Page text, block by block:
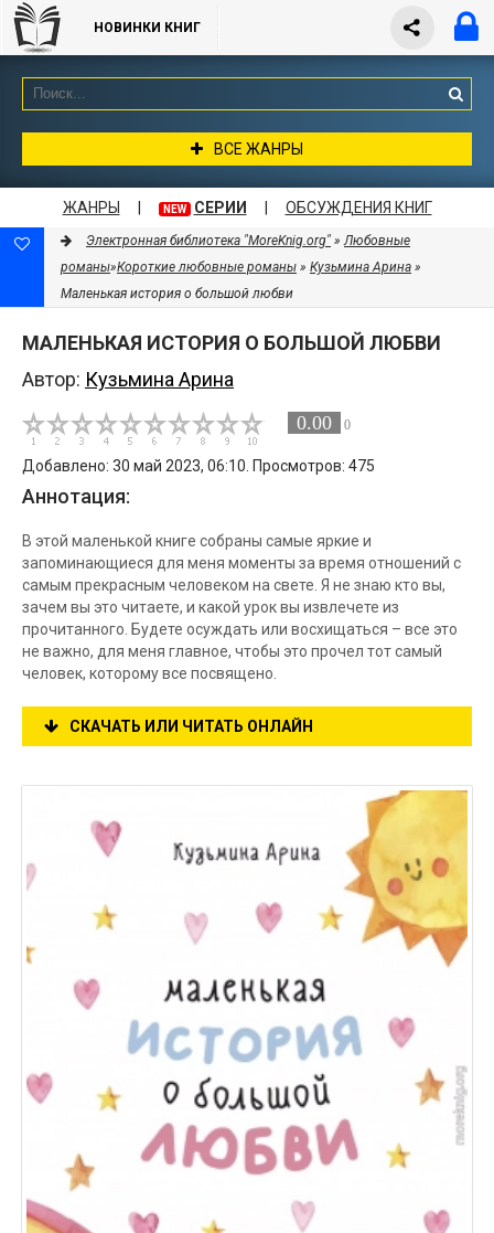
НОВИНКИ КНИГ
ВСЕ ЖАНРЫ
ЖАНРЫ NEW СЕРИИ ОБСУЖДЕНИЯ КНИГ
Электронная библиотека "MoreKnig.org" »Любовные
романы»Короткие любовные романы » Кузьмина Арина »
Маленькая история о большой любви
МАЛЕНЬКАЯ ИСТОРИЯ О БОЛЬШОЙ ЛЮБВИ
Автор: Кузьмина Арина
0.00 0
Добавлено: 30 май 2023, 06:10. Просмотров: 475
Аннотация:
В этой маленькой книге собраны самые яркие и
запоминающиеся для меня моменты за время отношений с
самым прекрасным человеком на свете. Я не знаю кто вы,
зачем вы это читаете, и какой урок вы извлечете из
прочитанного. Будете осуждать или восхищаться – все это
не важно, для меня главное, чтобы это прочел тот самый
человек, которому все посвящено.
СКАЧАТЬ ИЛИ ЧИТАТЬ ОНЛАЙН